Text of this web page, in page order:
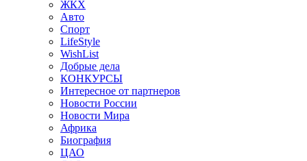
ЖКХ
Авто
Спорт
LifeStyle
WishList
Добрые дела
КОНКУРСЫ
Интересное от партнеров
Новости России
Новости Мира
Африка
Биография
ЦАО